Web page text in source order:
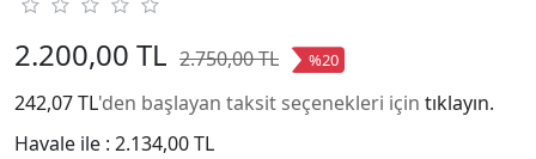
2.200,00 TL 2.750,00 TL %20
242,07 TL'den başlayan taksit seçenekleri için tıklayın.
Havale ile : 2.134,00 TL